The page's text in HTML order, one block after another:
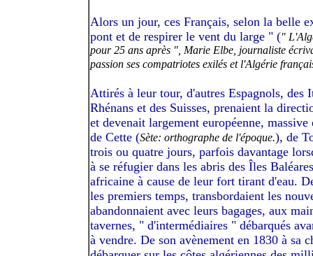
Alors un jour, ces Français, selon la belle
pont et de respirer le vent du large " ("
pour 25 ans après ", Marie Elbe, journaliste
passion ses compatriotes exilés et l'Algérie
Attirés à leur tour, d'autres Espagnols, des
Rhénans et des Suisses, prenaient la
et devenait largement européenne,
de Cette (Sète: orthographe de l'époque.), de
trois ou quatre jours, parfois davantage
à se réfugier dans les abris des Îles
africaine à cause de leur fort tirant d'eau.
les premiers temps, transbordaient les
abandonnaient avec leurs bagages, aux
tavernes, " d'intermédiaires " débarqués
à vendre. De son avènement en 1830 à sa